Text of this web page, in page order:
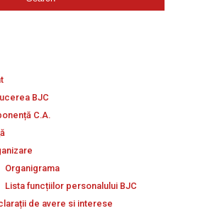
BJC
C.A.
Organigrama
Lista funcțiilor personalului BJC
de avere si interese